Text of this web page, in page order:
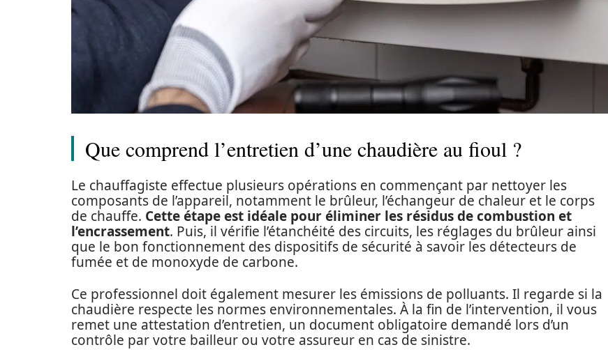
Que comprend l’entretien d’une chaudière au fioul ?
Le chauffagiste effectue plusieurs opérations en commençant par nettoyer les
composants de l’appareil, notamment le brûleur, l’échangeur de chaleur et le corps
de chauffe. Cette étape est idéale pour éliminer les résidus de combustion et
l’encrassement. Puis, il vérifie l’étanchéité des circuits, les réglages du brûleur ainsi
que le bon fonctionnement des dispositifs de sécurité à savoir les détecteurs de
fumée et de monoxyde de carbone.
Ce professionnel doit également mesurer les émissions de polluants. Il regarde si la
chaudière respecte les normes environnementales. À la fin de l’intervention, il vous
remet une attestation d’entretien, un document obligatoire demandé lors d’un
contrôle par votre bailleur ou votre assureur en cas de sinistre.